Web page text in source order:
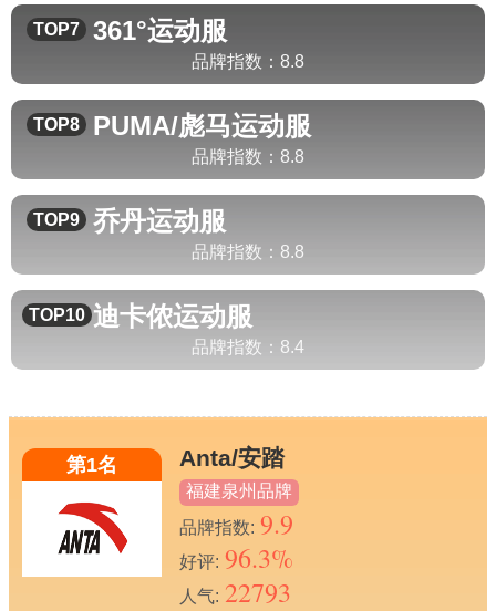
TOP7 361°运动服
品牌指数： 8.8
TOP8 PUMA/彪马运动服
品牌指数： 8.8
TOP9 乔丹运动服
品牌指数： 8.8
TOP10 迪卡侬运动服
品牌指数： 8.4
第1名 Anta/安踏
福建泉州品牌
品牌指数: 9.9
好评: 96.3%
人气: 22793